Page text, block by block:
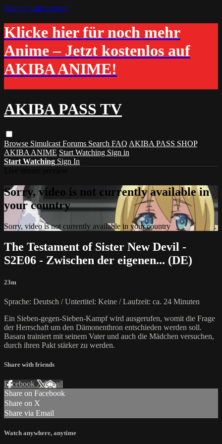
Skip to main content
Klicke hier für noch mehr
Anime – Jetzt kostenlos auf
AKIBA ANIME!
AKIBA PASS TV
Browse Simulcast Forums Search FAQ AKIBA PASS SHOP
AKIBA ANIME Start Watching Sign in
Start Watching Sign In
Sorry, video is not currently available in
your country
Sorry, video is not currently available in your country
The Testament of Sister New Devil -
S2E06 - Zwischen der eigenen... (DE)
23m
Sprache: Deutsch / Untertitel: Keine / Laufzeit: ca. 24 Minuten
Ein Sieben-gegen-Sieben-Kampf wird ausgerufen, womit die Frage
der Herrschaft um den Dämonenthron entschieden werden soll.
Basara trainiert mit seinem Vater und auch die Mädchen versuchen,
durch ihren Pakt stärker zu werden.
Share with friends
Facebook XEmail
Share on Facebook
Share on X
Share via Email
Watch anywhere, anytime